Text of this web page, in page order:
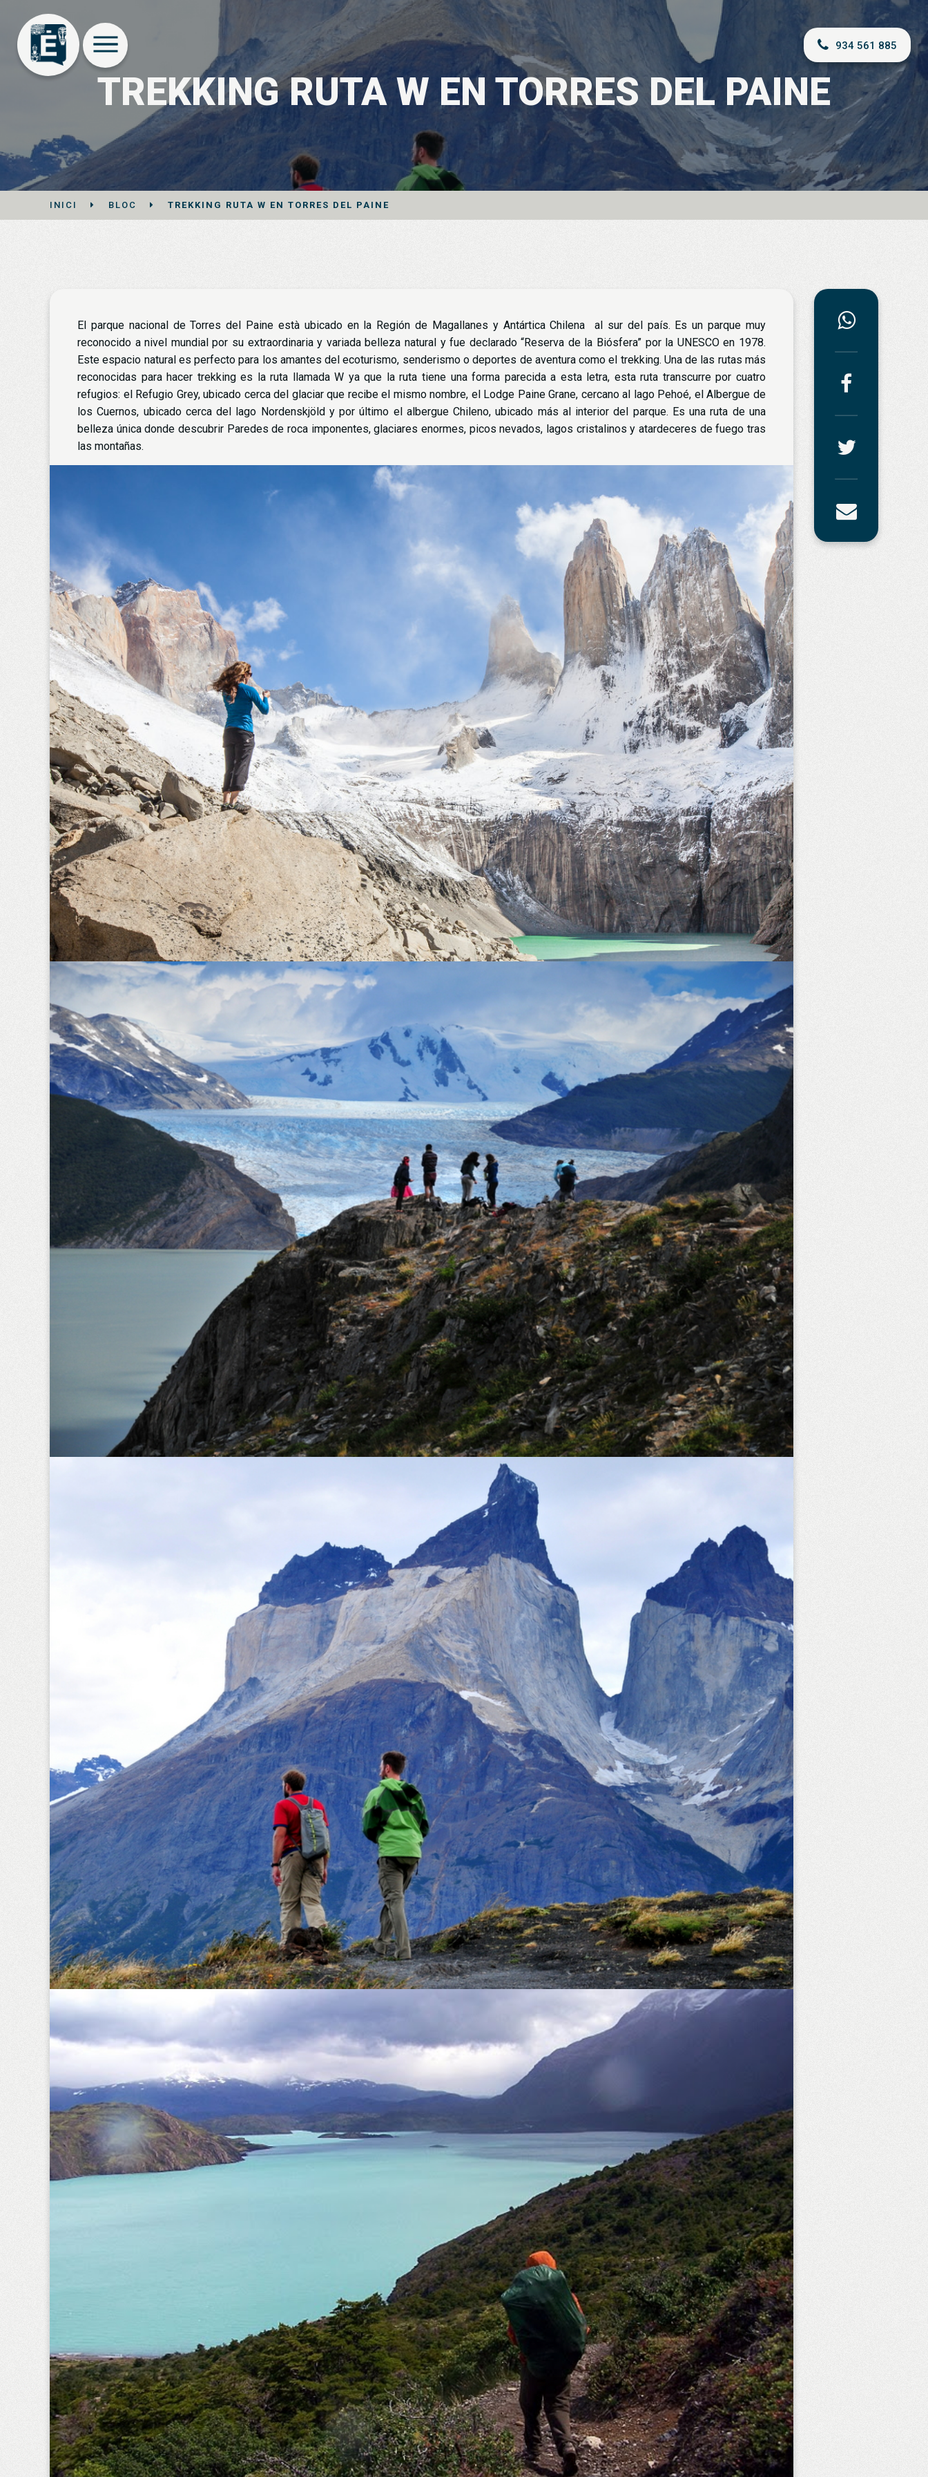
934 561 885
TREKKING RUTA W EN TORRES DEL PAINE
INICI BLOC TREKKING RUTA W EN TORRES DEL PAINE
El parque nacional de Torres del Paine està ubicado en la Región de Magallanes y Antártica Chilena al sur del país. Es un parque muy
reconocido a nivel mundial por su extraordinaria y variada belleza natural y fue declarado “Reserva de la Biósfera” por la UNESCO en 1978.
Este espacio natural es perfecto para los amantes del ecoturismo, senderismo o deportes de aventura como el trekking. Una de las rutas más
reconocidas para hacer trekking es la ruta llamada W ya que la ruta tiene una forma parecida a esta letra, esta ruta transcurre por cuatro
refugios: el Refugio Grey, ubicado cerca del glaciar que recibe el mismo nombre, el Lodge Paine Grane, cercano al lago Pehoé, el Albergue de
los Cuernos, ubicado cerca del lago Nordenskjöld y por último el albergue Chileno, ubicado más al interior del parque. Es una ruta de una
belleza única donde descubrir Paredes de roca imponentes, glaciares enormes, picos nevados, lagos cristalinos y atardeceres de fuego tras
las montañas.